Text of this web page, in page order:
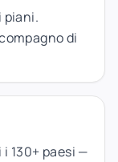
piani.
di
130+ paesi —